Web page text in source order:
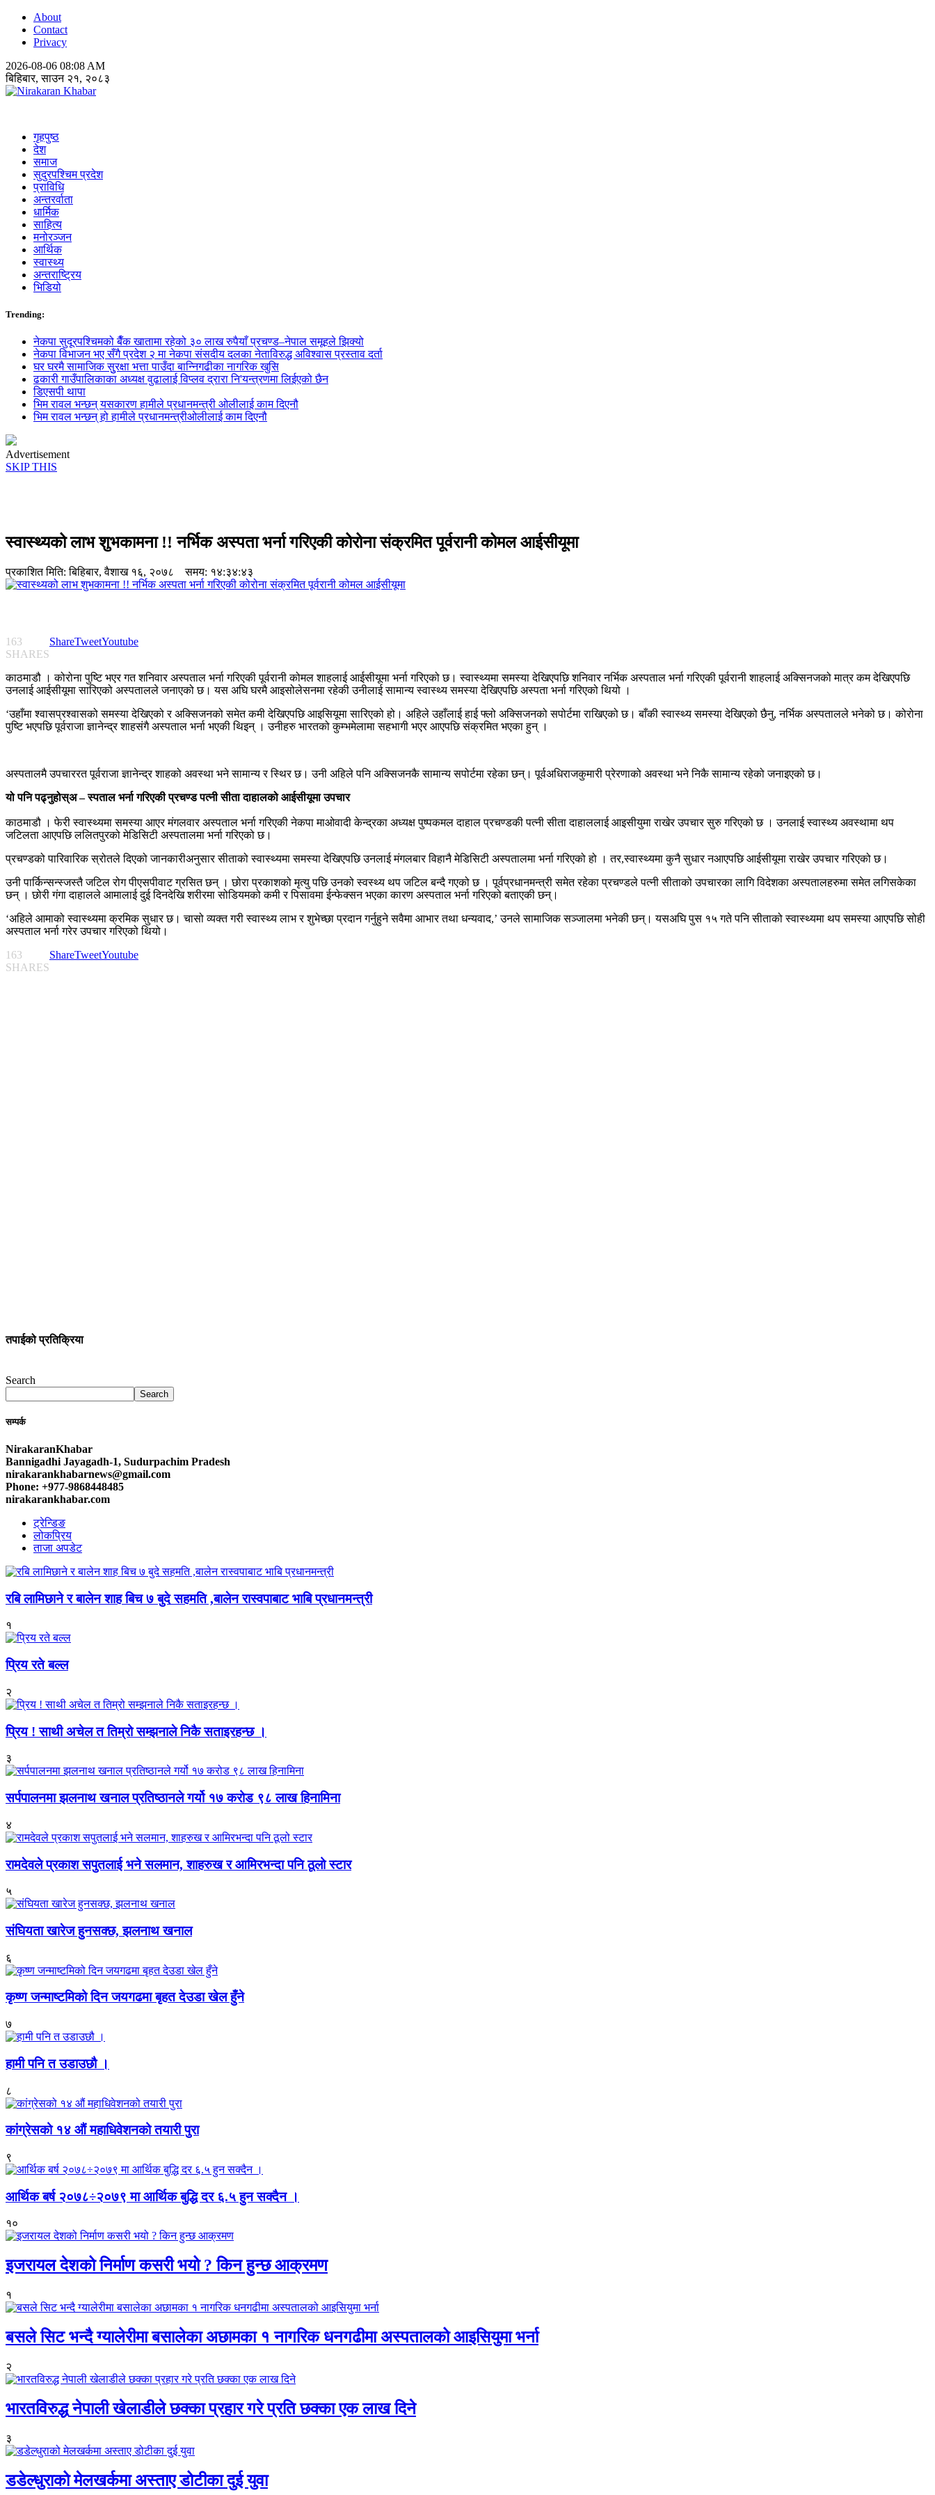
About
Contact
Privacy
2026-08-06 08:08 AM
बिहिबार, साउन २१, २०८३
गृहपुष्ठ
देश
समाज
सुदुरपश्चिम प्रदेश
प्राविधि
अन्तरर्वाता
धार्मिक
साहित्य
मनोरञ्जन
आर्थिक
स्वास्थ्य
अन्तराष्ट्रिय
भिडियो
Trending:
नेकपा सुदूरपश्चिमको बैँक खातामा रहेको ३० लाख रुपैयाँ प्रचण्ड–नेपाल समूहले झिक्य‍ो
नेकपा विभाजन भए सँगै प्रदेश २ मा नेकपा संसदीय दलका नेताविरुद्ध अविश्वास प्रस्ताव दर्ता
घर घरमै सामाजिक सुुरक्षा भत्ता पाउँदा बान्निगढीका नागरिक खुसि
ढकारी गाउँपालिकाका अध्यक्ष वुढालाई विप्लव द्रारा नि'यन्त्रणमा लिईएको छैन
डिएसपी थापा
भिम रावल भन्छन् यसकारण हामीले प्रधानमन्त्री ओलीलाई काम दिएनौ
भिम रावल भन्छन् हो हामीले प्रधानमन्त्रीओलीलाई काम दिएनौ
Advertisement
SKIP THIS
स्वास्थ्यको लाभ शुभकामना !! नर्भिक अस्पता भर्ना गरिएकी कोरोना संक्रमित पूर्वरानी कोमल आईसीयूमा
प्रकाशित मिति:बिहिबार, वैशाख १६, २०७८ समय: १४:३४:४३
163
SHARES
ShareTweetYoutube
काठमाडौ । कोरोना पुष्टि भएर गत शनिवार अस्पताल भर्ना गरिएकी पूर्वरानी कोमल शाहलाई आईसीयूमा भर्ना गरिएको छ। स्वास्थ्यमा समस्या देखिएपछि शनिवार नर्भिक अस्पताल भर्ना गरिएकी पूर्वरानी शाहलाई अक्सिनजको मात्र कम देखिएपछि
उनलाई आईसीयूमा सारिएको अस्पतालले जनाएको छ। यस अघि घरमै आइसोलेसनमा रहेकी उनीलाई सामान्य स्वास्थ्य समस्या देखिएपछि अस्पता भर्ना गरिएको थियो ।
‘उहाँमा श्वासप्रश्वासको समस्या देखिएको र अक्सिजनको समेत कमी देखिएपछि आइसियूमा सारिएको हो। अहिले उहाँलाई हाई फ्लो अक्सिजनको सपोर्टमा राखिएको छ। बाँकी स्वास्थ्य समस्या देखिएको छैनु, नर्भिक अस्पतालले भनेको छ। कोरोना
पुष्टि भएपछि पूर्वराजा ज्ञानेन्द्र शाहसंगै अस्पताल भर्ना भएकी थिइन् । उनीहरु भारतको कुम्भमेलामा सहभागी भएर आएपछि संक्रमित भएका हुन् ।
अस्पतालमै उपचाररत पूर्वराजा ज्ञानेन्द्र शाहको अवस्था भने सामान्य र स्थिर छ। उनी अहिले पनि अक्सिजनकै सामान्य सपोर्टमा रहेका छन्। पूर्वअधिराजकुमारी प्रेरणाको अवस्था भने निकै सामान्य रहेको जनाइएको छ।
यो पनि पढ्नुहोस्अ – स्पताल भर्ना गरिएकी प्रचण्ड पत्नी सीता दाहालको आईसीयूमा उपचार
काठमाडौ । फेरी स्वास्थ्यमा समस्या आएर मंगलवार अस्पताल भर्ना गरिएकी नेकपा माओवादी केन्द्रका अध्यक्ष पुष्पकमल दाहाल प्रचण्डकी पत्नी सीता दाहाललाई आइसीयुमा राखेर उपचार सुरु गरिएको छ । उनलाई स्वास्थ्य अवस्थामा थप
जटिलता आएपछि ललितपुरको मेडिसिटी अस्पतालमा भर्ना गरिएको छ।
प्रचण्डको पारिवारिक स्रोतले दिएको जानकारीअनुसार सीताको स्वास्थ्यमा समस्या देखिएपछि उनलाई मंगलबार विहानै मेडिसिटी अस्पतालमा भर्ना गरिएको हो । तर,स्वास्थ्यमा कुनै सुधार नआएपछि आईसीयूमा राखेर उपचार गरिएको छ।
उनी पार्किन्सन्स्जस्तै जटिल रोग पीएसपीवाट ग्रसित छन् । छोरा प्रकाशको मृत्यु पछि उनको स्वस्थ्य थप जटिल बन्दै गएको छ । पूर्वप्रधानमन्त्री समेत रहेका प्रचण्डले पत्नी सीताको उपचारका लागि विदेशका अस्पतालहरुमा समेत लगिसकेका
छन् । छोरी गंगा दाहालले आमालाई दुई दिनदेखि शरीरमा सोडियमको कमी र पिसावमा ईन्फेक्सन भएका कारण अस्पताल भर्ना गरिएको बताएकी छन्।
‘अहिले आमाको स्वास्थ्यमा क्रमिक सुधार छ। चासो व्यक्त गरी स्वास्थ्य लाभ र शुभेच्छा प्रदान गर्नुहुने सवैमा आभार तथा धन्यवाद,’ उनले सामाजिक सञ्जालमा भनेकी छन्। यसअघि पुस १५ गते पनि सीताको स्वास्थ्यमा थप समस्या आएपछि सोही
अस्पताल भर्ना गरेर उपचार गरिएको थियो।
163
SHARES
ShareTweetYoutube
तपाईको प्रतिक्रिया
Search
Search
सम्पर्क
NirakaranKhabar
Bannigadhi Jayagadh-1, Sudurpachim Pradesh
nirakarankhabarnews@gmail.com
Phone: +977-9868448485
nirakarankhabar.com
ट्रेन्डिङ
लोकप्रिय
ताजा अपडेट
रबि लामिछाने र बालेन शाह बिच ७ बुदे सहमति ,बालेन रास्वपाबाट भाबि प्रधानमन्त्री
१
प्रिय रते बल्ल
२
प्रिय ! साथी अचेल त तिम्रो सम्झनाले निकै सताइरहन्छ ।
३
सर्पपालनमा झलनाथ खनाल प्रतिष्ठानले गर्यो १७ करोड ९८ लाख हिनामिना
४
रामदेवले प्रकाश सपुतलाई भने सलमान, शाहरुख र आमिरभन्दा पनि ठूलो स्टार
५
संघियता खारेज हुनसक्छ, झलनाथ खनाल
६
कृष्ण जन्माष्टमिको दिन जयगढमा बृहत देउडा खेल हुँने
७
हामी पनि त उडाउछौ ।
८
कांग्रेसको १४ औं महाधिवेशनको तयारी पुरा
९
आर्थिक बर्ष २०७८÷२०७९ मा आर्थिक बुद्धि दर ६.५ हुन सक्दैन ।
१०
इजरायल देशको निर्माण कसरी भयो ? किन हुन्छ आक्रमण
१
बसले सिट भन्दै ग्यालेरीमा बसालेका अछामका १ नागरिक धनगढीमा अस्पतालको आइसियुमा भर्ना
२
भारतविरुद्ध नेपाली खेलाडीले छक्का प्रहार गरे प्रति छक्का एक लाख दिने
३
डडेल्धुराको मेलखर्कमा अस्ताए डोटीका दुई युवा